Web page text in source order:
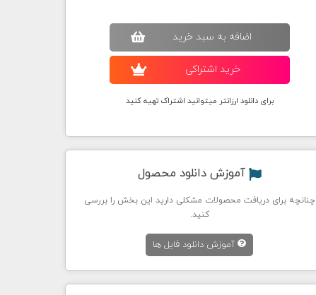
اضافه به سبد خريد
خريد اشتراکی
برای دانلود ارزانتر میتوانید اشتراک تهیه کنید
آموزش دانلود محصول
چنانچه برای دریافت محصولات مشکلی دارید این بخش را بررسی
کنید.
آموزش دانلود فایل ها